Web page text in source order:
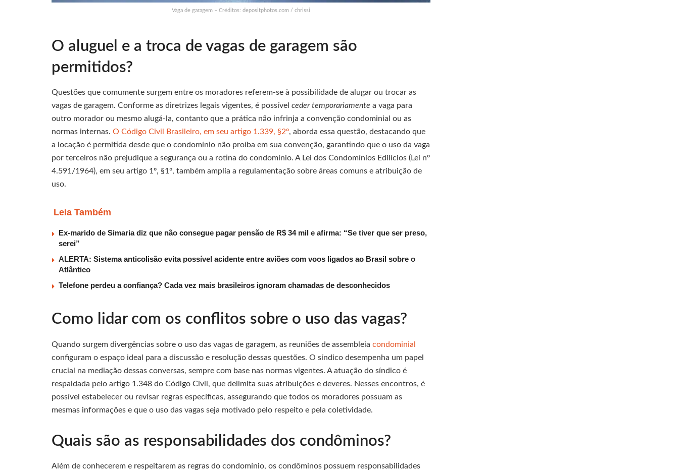
Vaga de garagem – Créditos: depositphotos.com / chrissi
O aluguel e a troca de vagas de garagem são
permitidos?
Questões que comumente surgem entre os moradores referem-se à possibilidade de alugar ou trocar as
vagas de garagem. Conforme as diretrizes legais vigentes, é possível ceder temporariamente a vaga para
outro morador ou mesmo alugá-la, contanto que a prática não infrinja a convenção condominial ou as
normas internas. O Código Civil Brasileiro, em seu artigo 1.339, §2º, aborda essa questão, destacando que
a locação é permitida desde que o condomínio não proíba em sua convenção, garantindo que o uso da vaga
por terceiros não prejudique a segurança ou a rotina do condomínio. A Lei dos Condomínios Edilícios (Lei nº
4.591/1964), em seu artigo 1º, §1º, também amplia a regulamentação sobre áreas comuns e atribuição de
uso.
Leia Também
Ex-marido de Simaria diz que não consegue pagar pensão de R$ 34 mil e afirma: “Se tiver que ser preso,
serei”
ALERTA: Sistema anticolisão evita possível acidente entre aviões com voos ligados ao Brasil sobre o
Atlântico
Telefone perdeu a confiança? Cada vez mais brasileiros ignoram chamadas de desconhecidos
Como lidar com os conflitos sobre o uso das vagas?
Quando surgem divergências sobre o uso das vagas de garagem, as reuniões de assembleia condominial
configuram o espaço ideal para a discussão e resolução dessas questões. O síndico desempenha um papel
crucial na mediação dessas conversas, sempre com base nas normas vigentes. A atuação do síndico é
respaldada pelo artigo 1.348 do Código Civil, que delimita suas atribuições e deveres. Nesses encontros, é
possível estabelecer ou revisar regras específicas, assegurando que todos os moradores possuam as
mesmas informações e que o uso das vagas seja motivado pelo respeito e pela coletividade.
Quais são as responsabilidades dos condôminos?
Além de conhecerem e respeitarem as regras do condomínio, os condôminos possuem responsabilidades